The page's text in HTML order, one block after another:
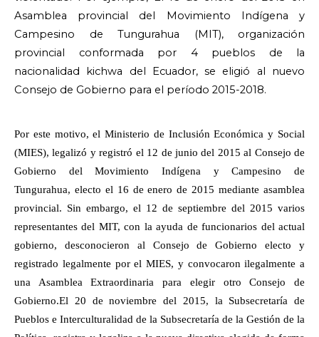
Asamblea provincial del Movimiento Indígena y
Campesino de Tungurahua (MIT), organización
provincial conformada por 4 pueblos de la
nacionalidad kichwa del Ecuador, se eligió al nuevo
Consejo de Gobierno para el período 2015-2018.
Por este motivo, el Ministerio de Inclusión Económica y Social
(MIES), legalizó y registró el 12 de junio del 2015 al Consejo de
Gobierno del Movimiento Indígena y Campesino de
Tungurahua, electo el 16 de enero de 2015 mediante asamblea
provincial. Sin embargo, el 12 de septiembre del 2015 varios
representantes del MIT, con la ayuda de funcionarios del actual
gobierno, desconocieron al Consejo de Gobierno electo y
registrado legalmente por el MIES, y convocaron ilegalmente a
una Asamblea Extraordinaria para elegir otro Consejo de
Gobierno.El 20 de noviembre del 2015, la Subsecretaría de
Pueblos e Interculturalidad de la Subsecretaría de la Gestión de la